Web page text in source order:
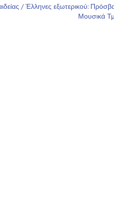
/ Έλληνες εξωτερικού:
Μουσικά